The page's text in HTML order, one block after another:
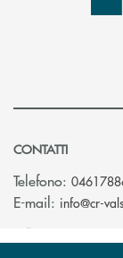
CONTATTI
Telefono:
E-mail: info@cr-